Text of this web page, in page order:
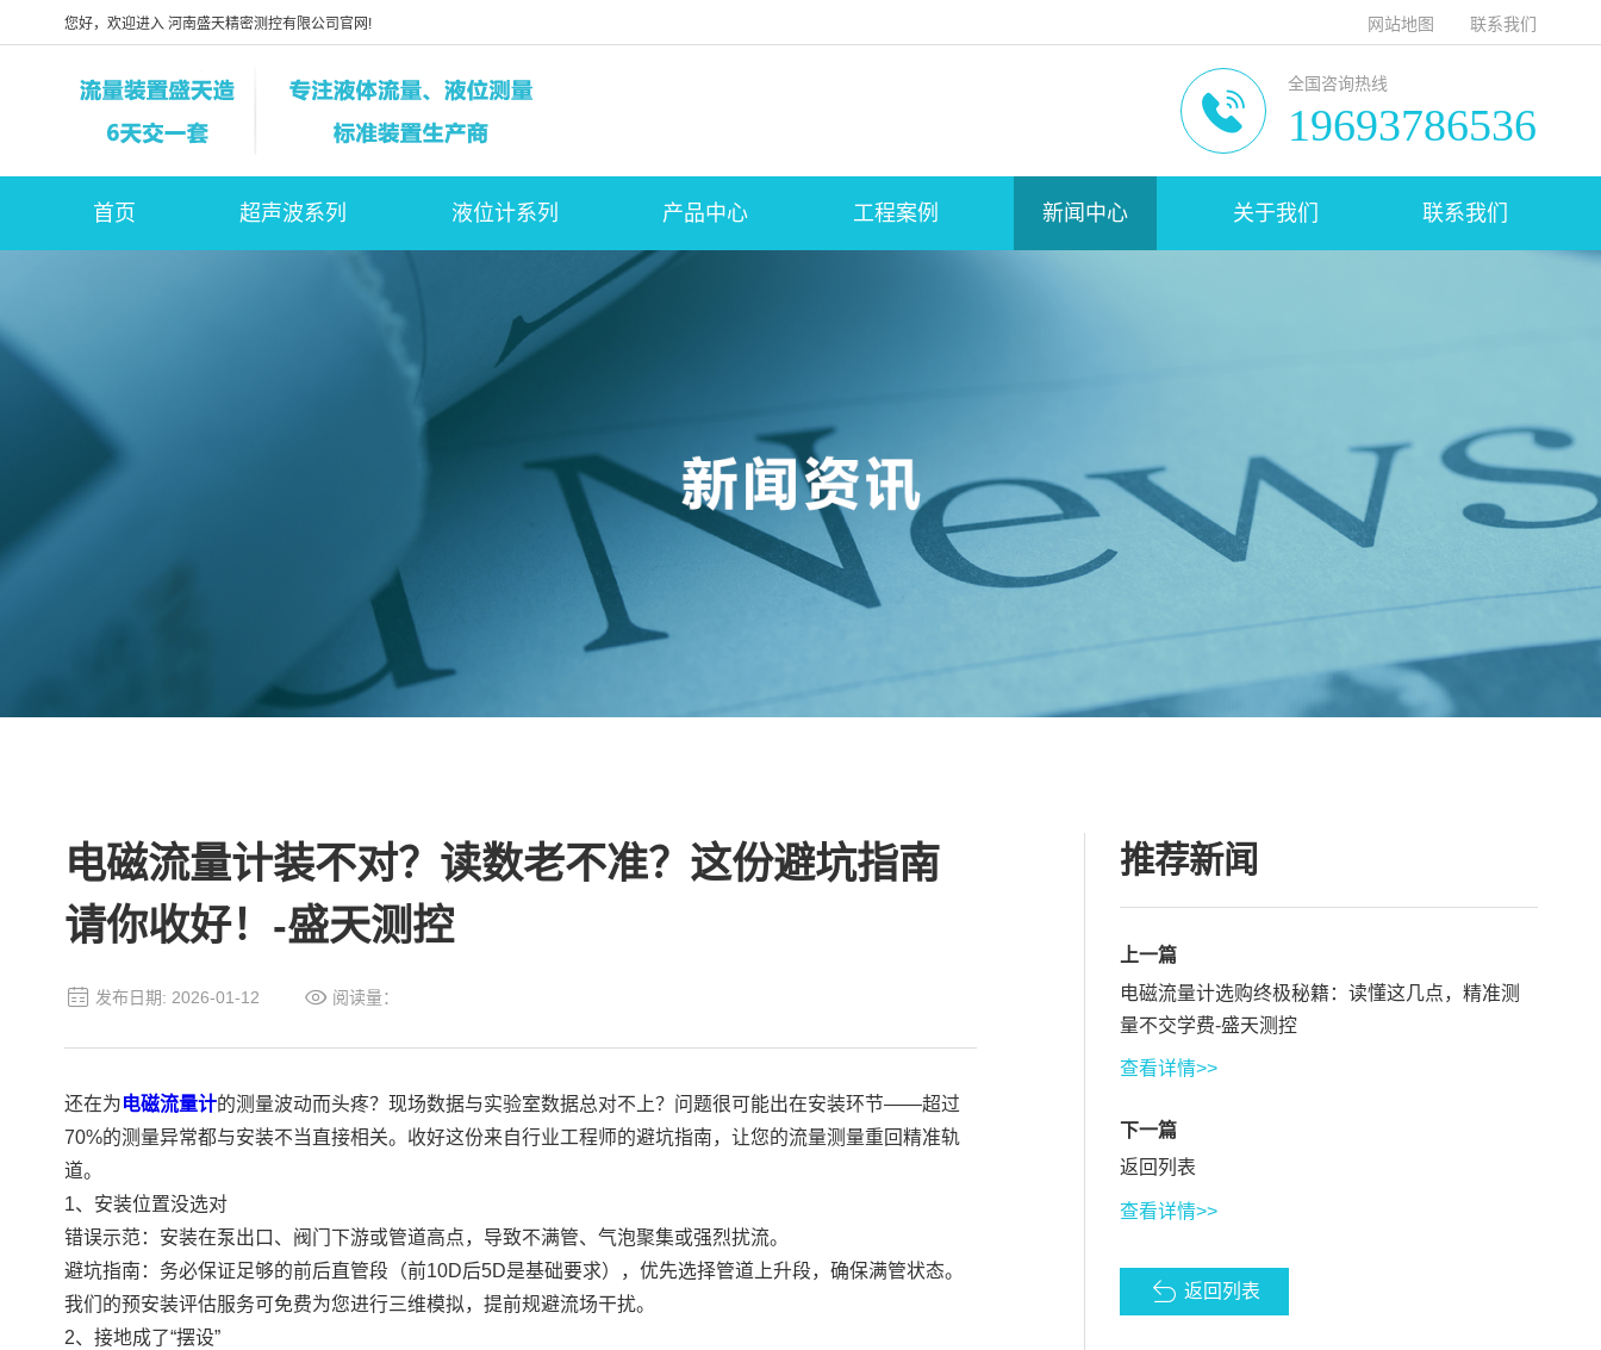
您好，欢迎进入 河南盛天精密测控有限公司官网! 网站地图 联系我们
全国咨询热线
19693786536
首页 超声波系列 液位计系列 产品中心 工程案例 新闻中心 关于我们 联系我们
电磁流量计装不对？读数老不准？这份避坑指南
请你收好！-盛天测控
发布日期: 2026-01-12 阅读量：
还在为电磁流量计的测量波动而头疼？现场数据与实验室数据总对不上？问题很可能出在安装环节——超过
70%的测量异常都与安装不当直接相关。收好这份来自行业工程师的避坑指南，让您的流量测量重回精准轨
道。
1、安装位置没选对
错误示范：安装在泵出口、阀门下游或管道高点，导致不满管、气泡聚集或强烈扰流。
避坑指南：务必保证足够的前后直管段（前10D后5D是基础要求），优先选择管道上升段，确保满管状态。
我们的预安装评估服务可免费为您进行三维模拟，提前规避流场干扰。
2、接地成了“摆设”
推荐新闻
上一篇
电磁流量计选购终极秘籍：读懂这几点，精准测
量不交学费-盛天测控
查看详情>>
下一篇
返回列表
查看详情>>
返回列表